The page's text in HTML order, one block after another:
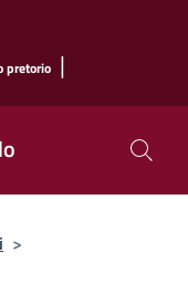
pretorio |
>